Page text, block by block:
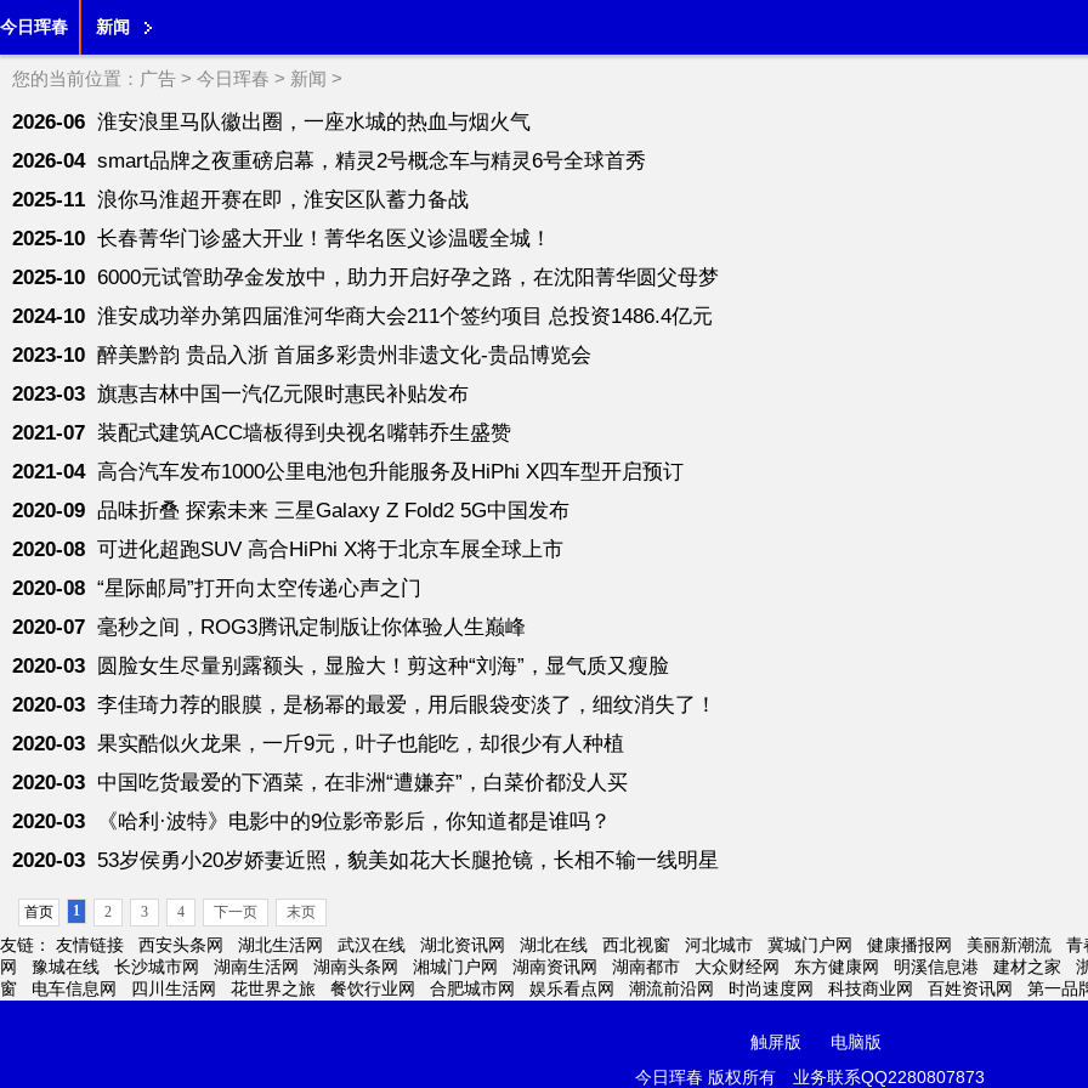
今日珲春 新闻
您的当前位置： 广告 > 今日珲春 > 新闻 >
2026-06 淮安浪里马队徽出圈，一座水城的热血与烟火气
2026-04 smart品牌之夜重磅启幕，精灵2号概念车与精灵6号全球首秀
2025-11 浪你马淮超开赛在即，淮安区队蓄力备战
2025-10 长春菁华门诊盛大开业！菁华名医义诊温暖全城！
2025-10 6000元试管助孕金发放中，助力开启好孕之路，在沈阳菁华圆父母梦
2024-10 淮安成功举办第四届淮河华商大会211个签约项目 总投资1486.4亿元
2023-10 醉美黔韵 贵品入浙 首届多彩贵州非遗文化-贵品博览会
2023-03 旗惠吉林中国一汽亿元限时惠民补贴发布
2021-07 装配式建筑ACC墙板得到央视名嘴韩乔生盛赞
2021-04 高合汽车发布1000公里电池包升能服务及HiPhi X四车型开启预订
2020-09 品味折叠 探索未来 三星Galaxy Z Fold2 5G中国发布
2020-08 可进化超跑SUV 高合HiPhi X将于北京车展全球上市
2020-08 “星际邮局”打开向太空传递心声之门
2020-07 毫秒之间，ROG3腾讯定制版让你体验人生巅峰
2020-03
圆脸女生尽量别露额头，显脸大！剪这种“刘海”，显气质又瘦脸
2020-03 李佳琦力荐的眼膜，是杨幂的最爱，用后眼袋变淡了，细纹消失了！
2020-03 果实酷似火龙果，一斤9元，叶子也能吃，却很少有人种植
2020-03 中国吃货最爱的下酒菜，在非洲“遭嫌弃”，白菜价都没人买
2020-03
《哈利·波特》电影中的9位影帝影后，你知道都是谁吗？
2020-03 53岁侯勇小20岁娇妻近照，貌美如花大长腿抢镜，长相不输一线明星
首页 1 2 3 4 下一页 末页
友链： 友情链接 西安头条网 湖北生活网 武汉在线 湖北资讯网 湖北在线 西北视窗 河北城市 冀城门户网 健康播报网 美丽新潮流
青
网
豫城在线 长沙城市网 湖南生活网 湖南头条网 湘城门户网 湖南资讯网 湖南都市 大众财经网 东方健康网 明溪信息港 建材之家
窗
电车信息网 四川生活网 花世界之旅 餐饮行业网 合肥城市网 娱乐看点网 潮流前沿网 时尚速度网 科技商业网 百姓资讯网 第一品
触屏版
电脑版
今日珲春 版权所有
业务联系QQ2280807873